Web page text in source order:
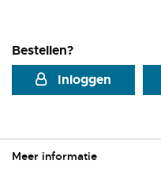
Bestellen?
Inloggen
Meer informatie